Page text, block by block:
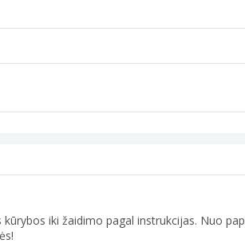
iki žaidimo pagal instrukcijas. Nuo